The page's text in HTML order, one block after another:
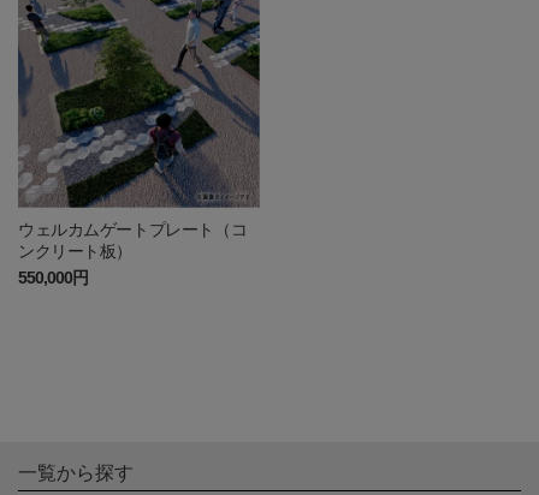
ウェルカムゲートプレート（コ
ンクリート板）
550,000円
一覧から探す